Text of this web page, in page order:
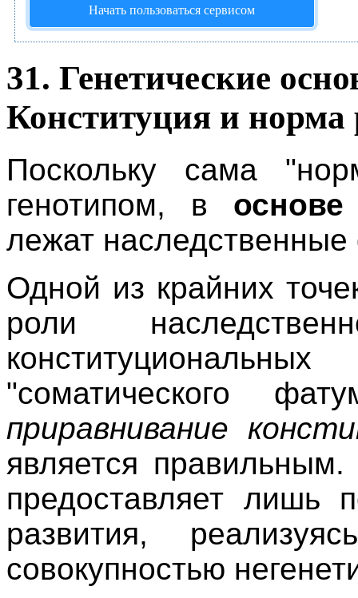
Начать пользоваться сервисом
31. Генетические
Конституция и норма
Поскольку сама
генотипом, в основе
лежат
Одной из крайних
роли
"соматического
приравнивание
является правильным.
предоставляет лишь
развития,
совокупностью